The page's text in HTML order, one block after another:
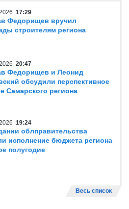
17:29
Федорищев вручил
строителям региона
20:47
Федорищев и Леонид
обсудили перспективное
Самарского региона
19:24
облправительства
исполнение бюджета региона
полугодие
Весь список